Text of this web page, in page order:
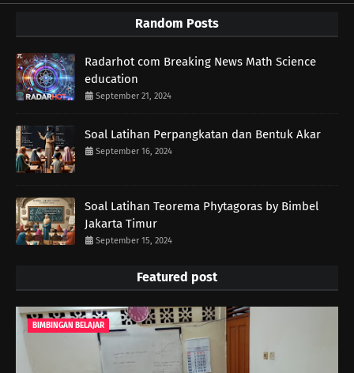
Random Posts
Radarhot com Breaking News Math Science
education
September 21, 2024
Soal Latihan Perpangkatan dan Bentuk Akar
September 16, 2024
Soal Latihan Teorema Phytagoras by Bimbel
Jakarta Timur
September 15, 2024
Featured post
BIMBINGAN BELAJAR